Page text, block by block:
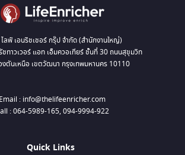
ลฟ์ เอนริชเชอร์ กรุ๊ป จำกัด (สำนักงานใหญ่)
ชทาวเวอร์ แอท เอ็มควอเทียร์ ชั้นที่ 30 ถนนสุขุมวิท
งตันเหนือ เขตวัฒนา กรุงเทพมหานคร 10110
Email : info@thelifeenricher.com
: 064-5989-165, 094-9994-922
Quick Links